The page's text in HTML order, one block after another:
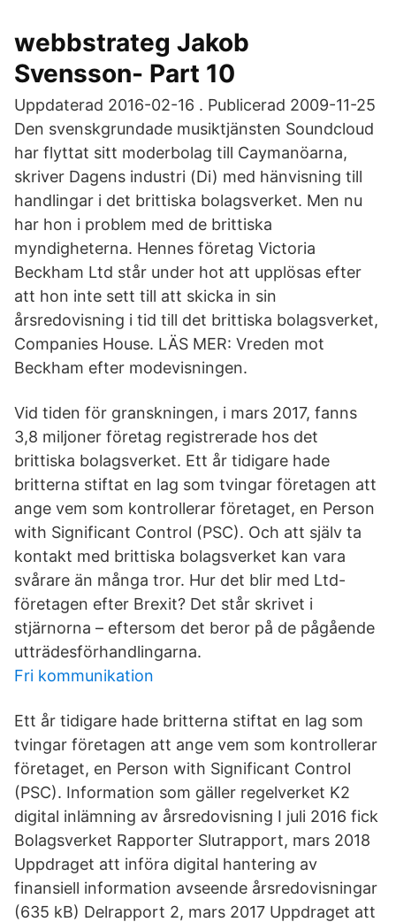
webbstrateg Jakob
Svensson- Part 10
Uppdaterad 2016-02-16 . Publicerad 2009-11-25
Den svenskgrundade musiktjänsten Soundcloud
har flyttat sitt moderbolag till Caymanöarna,
skriver Dagens industri (Di) med hänvisning till
handlingar i det brittiska bolagsverket. Men nu
har hon i problem med de brittiska
myndigheterna. Hennes företag Victoria
Beckham Ltd står under hot att upplösas efter
att hon inte sett till att skicka in sin
årsredovisning i tid till det brittiska bolagsverket,
Companies House. LÄS MER: Vreden mot
Beckham efter modevisningen.
Vid tiden för granskningen, i mars 2017, fanns
3,8 miljoner företag registrerade hos det
brittiska bolagsverket. Ett år tidigare hade
britterna stiftat en lag som tvingar företagen att
ange vem som kontrollerar företaget, en Person
with Significant Control (PSC). Och att själv ta
kontakt med brittiska bolagsverket kan vara
svårare än många tror. Hur det blir med Ltd-
företagen efter Brexit? Det står skrivet i
stjärnorna – eftersom det beror på de pågående
utträdesförhandlingarna.
Fri kommunikation
Ett år tidigare hade britterna stiftat en lag som
tvingar företagen att ange vem som kontrollerar
företaget, en Person with Significant Control
(PSC). Information som gäller regelverket K2
digital inlämning av årsredovisning I juli 2016 fick
Bolagsverket Rapporter Slutrapport, mars 2018
Uppdraget att införa digital hantering av
finansiell information avseende årsredovisningar
(635 kB) Delrapport 2, mars 2017 Uppdraget att